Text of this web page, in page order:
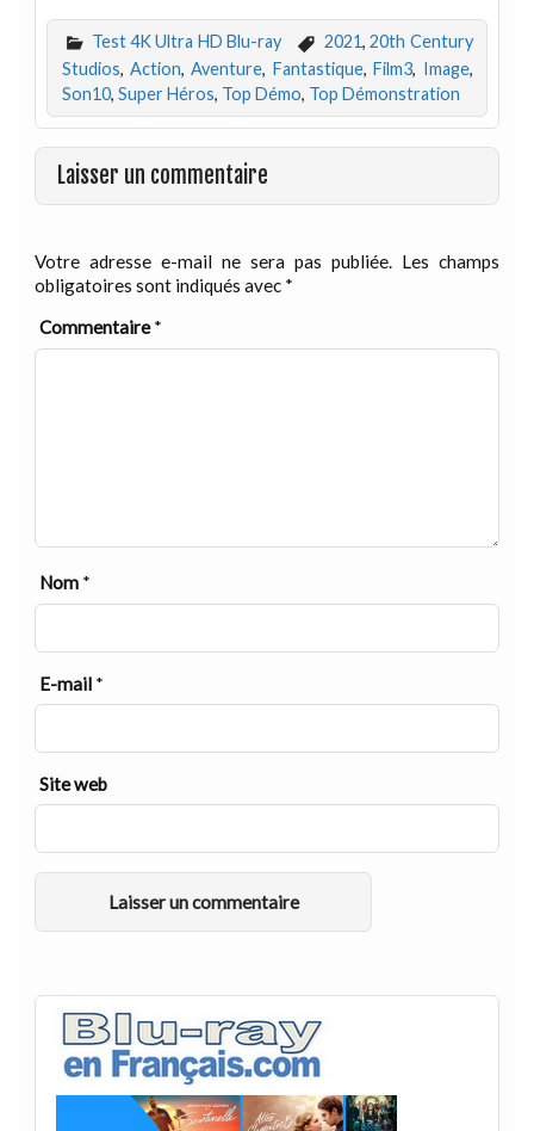
Test 4K Ultra HD Blu-ray 2021,20th Century
Studios, Action,Aventure, Fantastique, Film3, Image,
Son10, Super Héros, Top Démo, Top Démonstration
Laisser un commentaire
Votre adresse e-mail ne sera pas publiée. Les champs
obligatoires sont indiqués avec *
Commentaire*
Nom *
E-mail *
Site web